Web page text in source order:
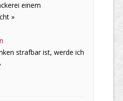
einem
»
strafbar ist, werde ich